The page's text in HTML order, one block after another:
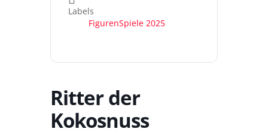
Labels
FigurenSpiele 2025
Ritter der
Kokosnuss